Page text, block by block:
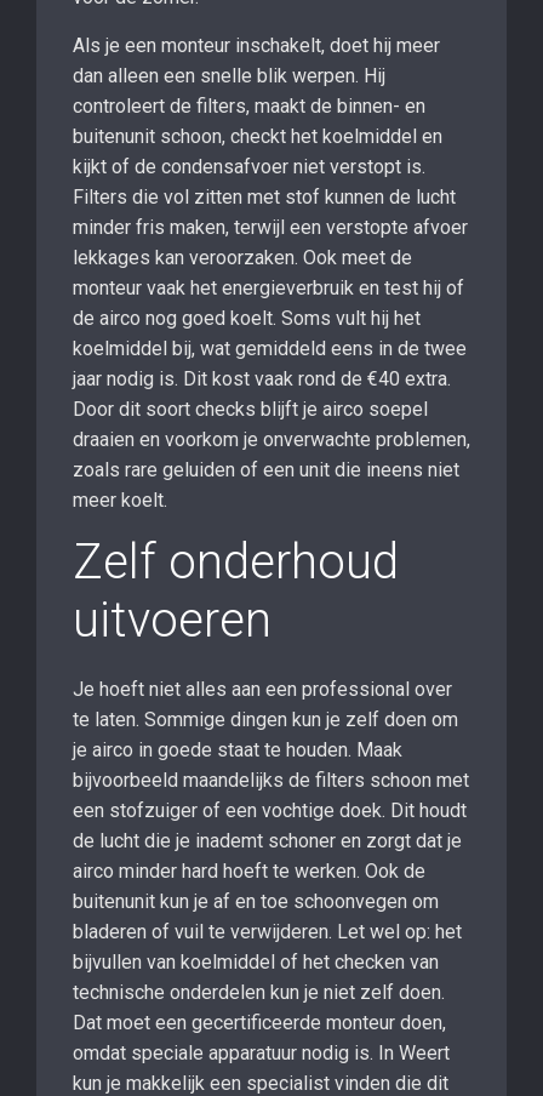
Als je een monteur inschakelt, doet hij meer
dan alleen een snelle blik werpen. Hij
controleert de filters, maakt de binnen- en
buitenunit schoon, checkt het koelmiddel en
kijkt of de condensafvoer niet verstopt is.
Filters die vol zitten met stof kunnen de lucht
minder fris maken, terwijl een verstopte afvoer
lekkages kan veroorzaken. Ook meet de
monteur vaak het energieverbruik en test hij of
de airco nog goed koelt. Soms vult hij het
koelmiddel bij, wat gemiddeld eens in de twee
jaar nodig is. Dit kost vaak rond de €40 extra.
Door dit soort checks blijft je airco soepel
draaien en voorkom je onverwachte problemen,
zoals rare geluiden of een unit die ineens niet
meer koelt.
Zelf onderhoud
uitvoeren
Je hoeft niet alles aan een professional over
te laten. Sommige dingen kun je zelf doen om
je airco in goede staat te houden. Maak
bijvoorbeeld maandelijks de filters schoon met
een stofzuiger of een vochtige doek. Dit houdt
de lucht die je inademt schoner en zorgt dat je
airco minder hard hoeft te werken. Ook de
buitenunit kun je af en toe schoonvegen om
bladeren of vuil te verwijderen. Let wel op: het
bijvullen van koelmiddel of het checken van
technische onderdelen kun je niet zelf doen.
Dat moet een gecertificeerde monteur doen,
omdat speciale apparatuur nodig is. In Weert
kun je makkelijk een specialist vinden die dit